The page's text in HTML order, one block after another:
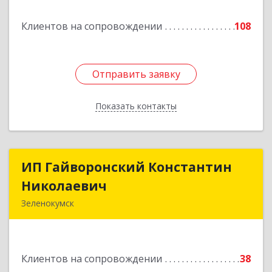
Клиентов на сопровождении 108
Отправить заявку
Показать контакты
Отправить заявку
Назад
ИП Гайворонский Константин
Николаевич
Зеленокумск
Клиентов на сопровождении 38
ИП Гайворонский Константин
Подробнее